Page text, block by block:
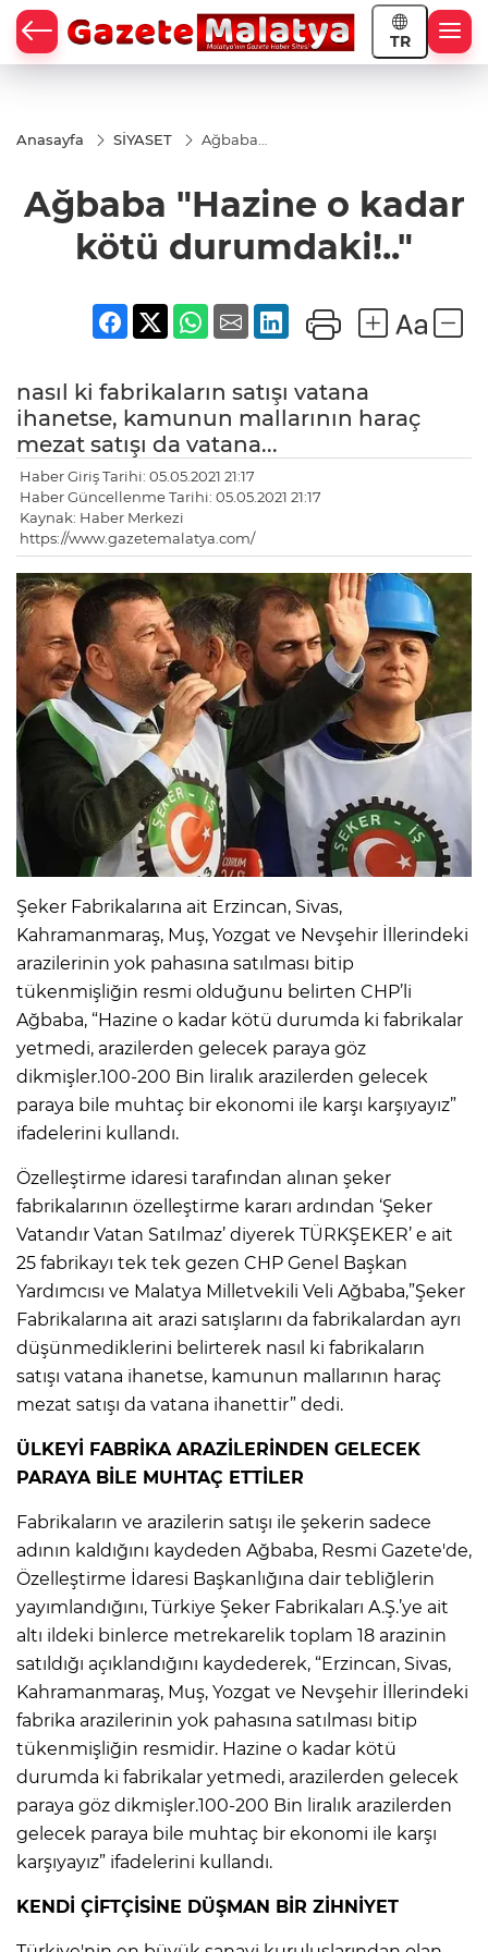
TR
Anasayfa SİYASET
Ağbaba
durumdaki!.."
Ağbaba "Hazine o kadar
kötü durumdaki!.."
nasıl ki fabrikaların satışı vatana
ihanetse, kamunun mallarının haraç
mezat satışı da vatana...
Haber Giriş Tarihi: 05.05.2021 21:17
Haber Güncellenme Tarihi: 05.05.2021 21:17
Kaynak: Haber Merkezi
https://www.gazetemalatya.com/
Şeker Fabrikalarına ait Erzincan, Sivas,
Kahramanmaraş, Muş, Yozgat ve Nevşehir İllerindeki
arazilerinin yok pahasına satılması bitip
tükenmişliğin resmi olduğunu belirten CHP’li
Ağbaba, “Hazine o kadar kötü durumda ki fabrikalar
yetmedi, arazilerden gelecek paraya göz
dikmişler.100-200 Bin liralık arazilerden gelecek
paraya bile muhtaç bir ekonomi ile karşı karşıyayız”
ifadelerini kullandı.
Özelleştirme idaresi tarafından alınan şeker
fabrikalarının özelleştirme kararı ardından ‘Şeker
Vatandır Vatan Satılmaz’ diyerek TÜRKŞEKER’ e ait
25 fabrikayı tek tek gezen CHP Genel Başkan
Yardımcısı ve Malatya Milletvekili Veli Ağbaba,”Şeker
Fabrikalarına ait arazi satışlarını da fabrikalardan ayrı
düşünmediklerini belirterek nasıl ki fabrikaların
satışı vatana ihanetse, kamunun mallarının haraç
mezat satışı da vatana ihanettir” dedi.
ÜLKEYİ FABRİKA ARAZİLERİNDEN GELECEK
PARAYA BİLE MUHTAÇ ETTİLER
Fabrikaların ve arazilerin satışı ile şekerin sadece
adının kaldığını kaydeden Ağbaba, Resmi Gazete'de,
Özelleştirme İdaresi Başkanlığına dair tebliğlerin
yayımlandığını, Türkiye Şeker Fabrikaları A.Ş.’ye ait
altı ildeki binlerce metrekarelik toplam 18 arazinin
satıldığı açıklandığını kaydederek, “Erzincan, Sivas,
Kahramanmaraş, Muş, Yozgat ve Nevşehir İllerindeki
fabrika arazilerinin yok pahasına satılması bitip
tükenmişliğin resmidir. Hazine o kadar kötü
durumda ki fabrikalar yetmedi, arazilerden gelecek
paraya göz dikmişler.100-200 Bin liralık arazilerden
gelecek paraya bile muhtaç bir ekonomi ile karşı
karşıyayız” ifadelerini kullandı.
KENDİ ÇİFTÇİSİNE DÜŞMAN BİR ZİHNİYET